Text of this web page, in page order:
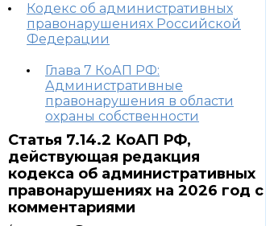
Кодекс об административных
правонарушениях Российской
Федерации
Глава 7 КоАП РФ:
Административные
правонарушения в области
охраны собственности
Статья 7.14.2 КоАП РФ,
действующая редакция
кодекса об административных
правонарушениях на 2026 год с
комментариями